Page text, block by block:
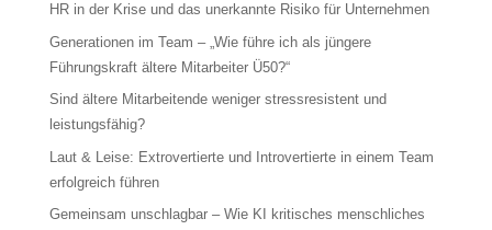
HR in der Krise und das unerkannte Risiko für Unternehmen
Generationen im Team – „Wie führe ich als jüngere
Führungskraft ältere Mitarbeiter Ü50?“
Sind ältere Mitarbeitende weniger stressresistent und
leistungsfähig?
Laut & Leise: Extrovertierte und Introvertierte in einem Team
erfolgreich führen
Gemeinsam unschlagbar – Wie KI kritisches menschliches